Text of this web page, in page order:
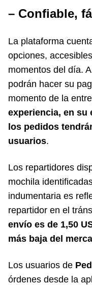
– Confiable,
La plataforma
opciones,
momentos del día.
podrán hacer su
momento de la
experiencia, en su
los pedidos
usuarios.
Los repartidores
mochila
indumentaria es
repartidor en el
envío es de 1,50
más baja del
Los usuarios de
órdenes desde la